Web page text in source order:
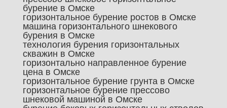
бурение в Омске
горизонтальное бурение ростов в Омске
машина горизонтального шнекового
бурения в Омске
технология бурения горизонтальных
скважин в Омске
горизонтально направленное бурение
цена в Омске
горизонтальное бурение грунта в Омске
горизонтальное бурение прессово
шнековой машиной в Омске